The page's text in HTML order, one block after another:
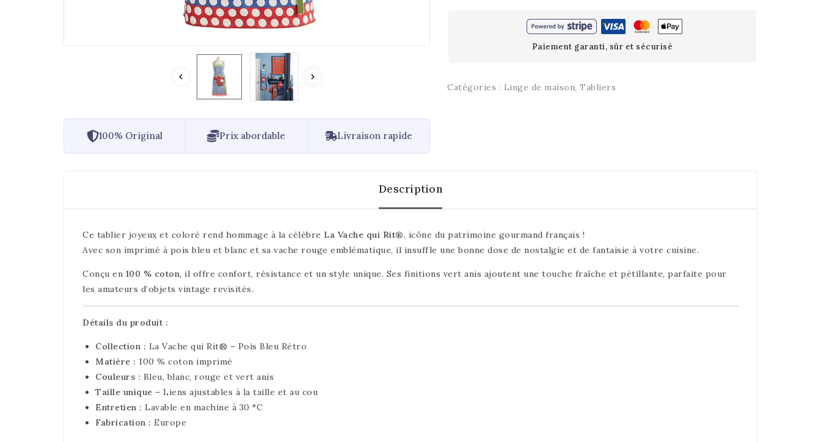
100% Original Prix abordable Livraison rapide
Paiement garanti, sûr et sécurisé
Catégories : Linge de maison, Tabliers
Description
Ce tablier joyeux et coloré rend hommage à la célèbre La Vache qui Rit®, icône du patrimoine gourmand français !
Avec son imprimé à pois bleu et blanc et sa vache rouge emblématique, il insuffle une bonne dose de nostalgie et de fantaisie à votre cuisine.
Conçu en 100 % coton, il offre confort, résistance et un style unique. Ses finitions vert anis ajoutent une touche fraîche et pétillante, parfaite pour
les amateurs d’objets vintage revisités.
Détails du produit :
Collection : La Vache qui Rit® – Pois Bleu Rétro
Matière : 100 % coton imprimé
Couleurs : Bleu, blanc, rouge et vert anis
Taille unique – Liens ajustables à la taille et au cou
Entretien : Lavable en machine à 30 °C
Fabrication : Europe